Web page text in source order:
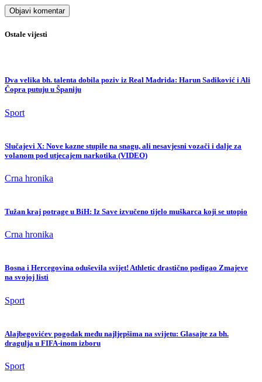
Ostale vijesti
Dva velika bh. talenta dobila poziv iz Real Madrida: Harun Sadiković i Ali
Čopra putuju u Španiju
Sport
Slučajevi X: Nove kazne stupile na snagu, ali nesavjesni vozači i dalje za
volanom pod utjecajem narkotika (VIDEO)
Crna hronika
Tužan kraj potrage u BiH: Iz Save izvučeno tijelo muškarca koji se utopio
Crna hronika
Bosna i Hercegovina oduševila svijet! Athletic drastično podigao Zmajeve
na svojoj listi
Sport
Alajbegovićev pogodak među najljepšima na svijetu: Glasajte za bh.
dragulja u FIFA-inom izboru
Sport